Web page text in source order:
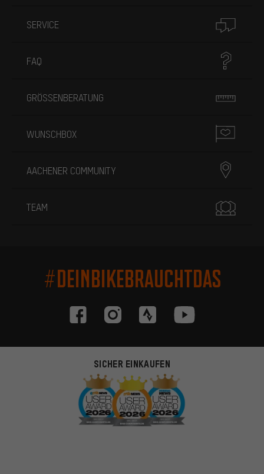
SERVICE
FAQ
GRÖSSENBERATUNG
WUNSCHBOX
AACHENER COMMUNITY
TEAM
#DEINBIKEBRAUCHTDAS
SICHER EINKAUFEN